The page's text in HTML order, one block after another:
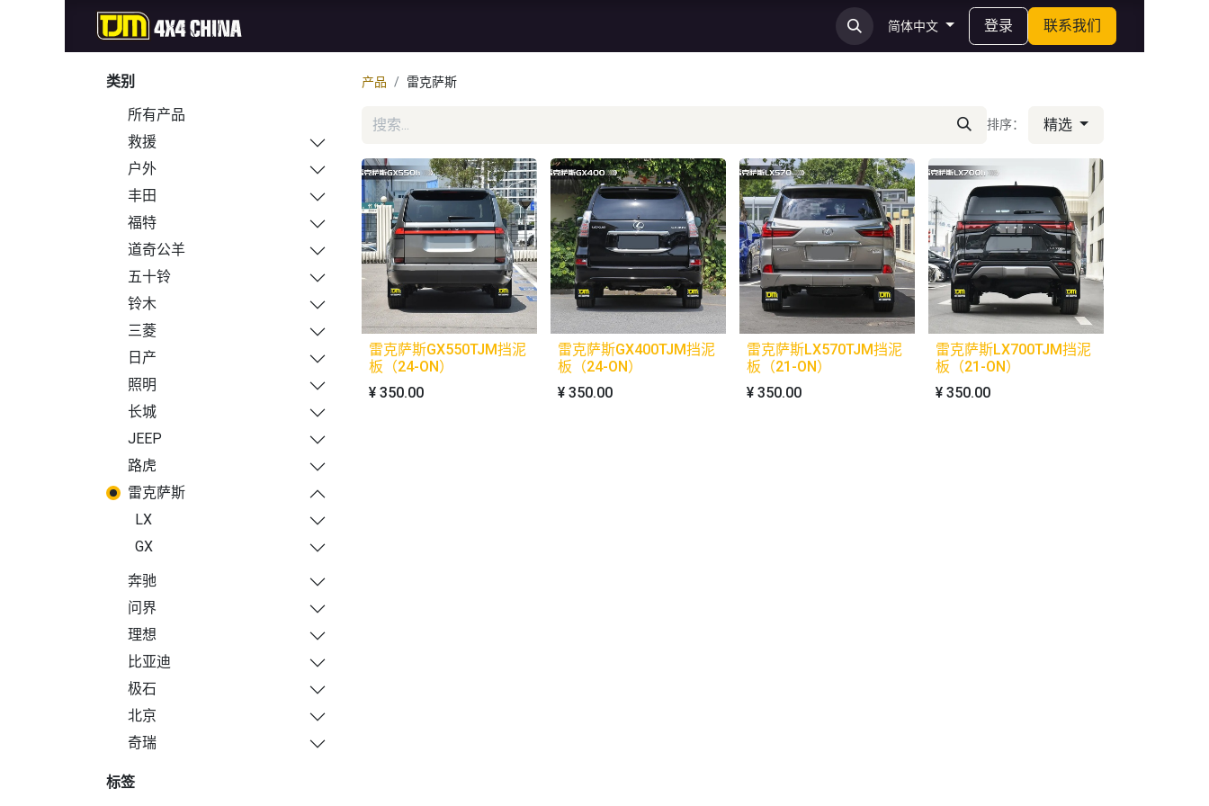
简体中文 登录 联系我们
类别
所有产品
救援
户外
丰田
福特
道奇公羊
五十铃
铃木
三菱
日产
照明
长城
JEEP
路虎
雷克萨斯
LX
GX
奔驰
问界
理想
比亚迪
极石
北京
奇瑞
标签
产品 雷克萨斯
排序： 精选
雷克萨斯GX550TJM挡泥
板（24-ON）
¥ 350.00
雷克萨斯GX400TJM挡泥
板（24-ON）
¥ 350.00
雷克萨斯LX570TJM挡泥
板（21-ON）
¥ 350.00
雷克萨斯LX700TJM挡泥
板（21-ON）
¥ 350.00